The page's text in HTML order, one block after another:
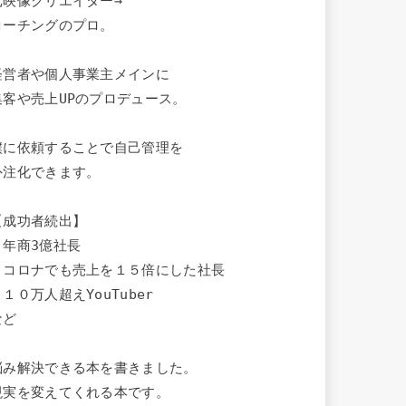
チングのプロ。
営者や個人事業主メインに
や売上UPのプロデュース。
に依頼することで自己管理を
化できます。
功者続出】
年商3億社長
コロナでも売上を１５倍にした社長
１０万人超えYouTuber
ど
み解決できる本を書きました。
実を変えてくれる本です。